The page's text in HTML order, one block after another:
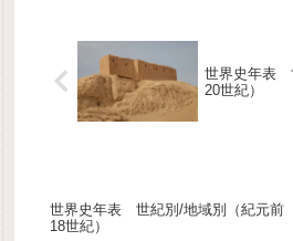
世界史年表
20世紀）
世界史年表 世紀別/地域別（紀元前
18世紀）